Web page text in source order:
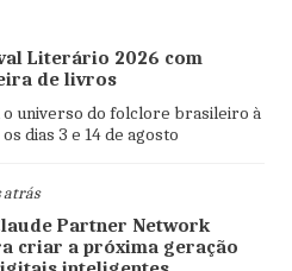
Literário 2026 com
de livros
universo do folclore brasileiro à
dias 3 e 14 de agosto
atrás
Partner Network
criar a próxima geração